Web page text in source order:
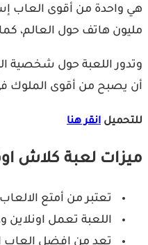
مليون هاتف حول العالم،
وتدور اللعبة حول شخصية
أن يصبح من أقوى الملوك في
للتحميل انقر هنا
ميزات لعبة كلاش
تعتبر من أمتع
اللعبة تعمل
تعد من افضل العاب استراتيجية في سنة 2023، وذلك بفضل